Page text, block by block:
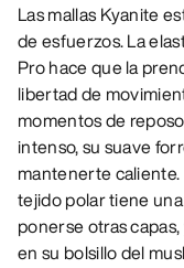
Las mallas Kyanite
de esfuerzos. La
Pro hace que la
libertad de
momentos de
intenso, su suave
mantenerte
tejido polar tiene
ponerse otras
en su bolsillo del